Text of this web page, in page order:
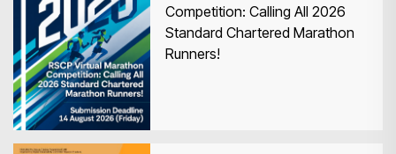
搜寻
Competition: Calling All 2026
Standard Chartered Marathon
Runners!